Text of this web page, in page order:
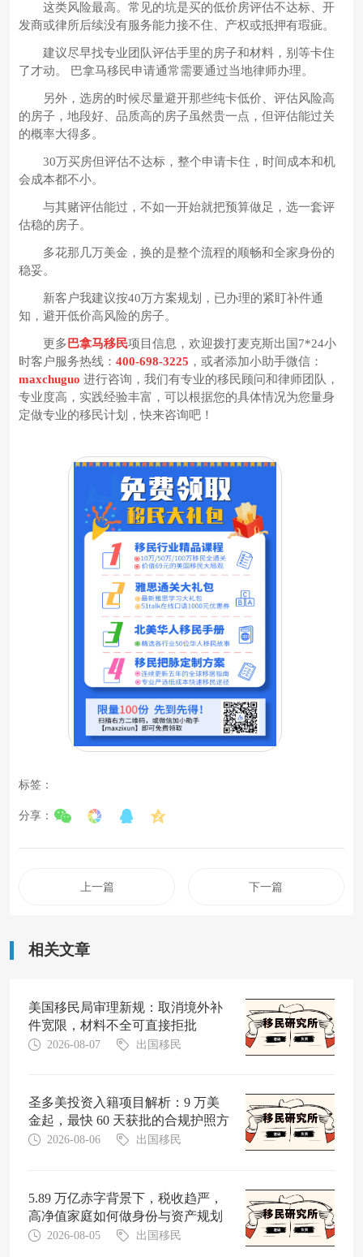
这类风险最高。常见的坑是买的低价房评估不达标、开
发商或律所后续没有服务能力接不住、产权或抵押有瑕疵。
建议尽早找专业团队评估手里的房子和材料，别等卡住
了才动。 巴拿马移民申请通常需要通过当地律师办理。
另外，选房的时候尽量避开那些纯卡低价、评估风险高
的房子，地段好、品质高的房子虽然贵一点，但评估能过关
的概率大得多。
30万买房但评估不达标，整个申请卡住，时间成本和机
会成本都不小。
与其赌评估能过，不如一开始就把预算做足，选一套评
估稳的房子。
多花那几万美金，换的是整个流程的顺畅和全家身份的
稳妥。
新客户我建议按40万方案规划，已办理的紧盯补件通
知，避开低价高风险的房子。
更多巴拿马移民项目信息，欢迎拨打麦克斯出国7*24小
时客户服务热线：400-698-3225 ，或者添加小助手微信：
maxchuguo 进行咨询，我们有专业的移民顾问和律师团队，
专业度高，实践经验丰富，可以根据您的具体情况为您量身
定做专业的移民计划，快来咨询吧！
标签：
分享：
上一篇 下一篇
相关文章
美国移民局审理新规：取消境外补
件宽限，材料不全可直接拒批
2026-08-07 出国移民
圣多美投资入籍项目解析：9 万美
金起，最快 60 天获批的合规护照方
案 2026-08-06 出国移民
5.89 万亿赤字背景下，税收趋严，
高净值家庭如何做身份与资产规划
2026-08-05 出国移民